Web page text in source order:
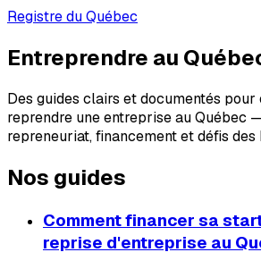
Registre du Québec
Entreprendre au
Des guides clairs et documentés
reprendre une entreprise au Québec
repreneuriat, financement et défis des
Nos guides
Comment financer sa
reprise d'entreprise au